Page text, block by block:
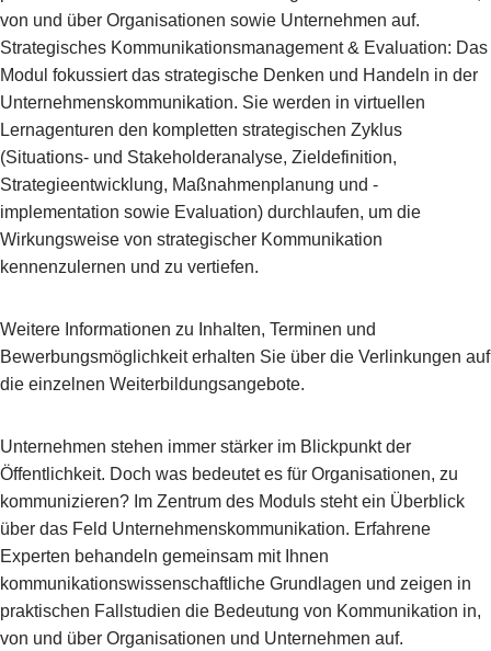
von und über Organisationen sowie Unternehmen auf.
Strategisches Kommunikationsmanagement & Evaluation: Das
Modul fokussiert das strategische Denken und Handeln in der
Unternehmenskommunikation. Sie werden in virtuellen
Lernagenturen den kompletten strategischen Zyklus
(Situations- und Stakeholderanalyse, Zieldefinition,
Strategieentwicklung, Maßnahmenplanung und -
implementation sowie Evaluation) durchlaufen, um die
Wirkungsweise von strategischer Kommunikation
kennenzulernen und zu vertiefen.
Weitere Informationen zu Inhalten, Terminen und
Bewerbungsmöglichkeit erhalten Sie über die Verlinkungen auf
die einzelnen Weiterbildungsangebote.
Unternehmen stehen immer stärker im Blickpunkt der
Öffentlichkeit. Doch was bedeutet es für Organisationen, zu
kommunizieren? Im Zentrum des Moduls steht ein Überblick
über das Feld Unternehmenskommunikation. Erfahrene
Experten behandeln gemeinsam mit Ihnen
kommunikationswissenschaftliche Grundlagen und zeigen in
praktischen Fallstudien die Bedeutung von Kommunikation in,
von und über Organisationen und Unternehmen auf.